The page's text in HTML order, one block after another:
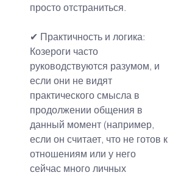
просто отстраниться.
✔ Практичность и логика:
Козероги часто
руководствуются разумом, и
если они не видят
практического смысла в
продолжении общения в
данный момент (например,
если он считает, что не готов к
отношениям или у него
сейчас много личных